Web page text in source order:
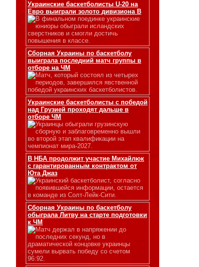
Украинские баскетболисты U-20 на
Евро выиграли золото дивизиона В
В финальном поединке украинские
юниоры обыграли исландских
сверстников и смогли достичь
повышения в классе.
Сборная Украины по баскетболу
выиграла последний матч группы в
отборе на ЧМ
Матч, который состоял из четырех
периодов, завершился явственной
победой украинских баскетболистов.
Украинские баскетболисты с победой
над Грузией проходят дальше в
отборе ЧМ
Украинцы обыграли грузинскую
сборную и заблаговременно вышли
во второй этап квалификации на
чемпионат мира-2027.
В НБА продолжит участие Михайлюк
с гарантированным контрактом от
Юта Джаз
Украинский баскетболист, согласно
появившейся информации, остается
в команде из Солт-Лейк-Сити.
Сборная Украины по баскетболу
обыграла Литву на старте подготовки
к ЧМ
Матч держал в напряжении до
последних секунд, но в
драматической концовке украинцы
сумели вырвать победу со счетом
96:92.